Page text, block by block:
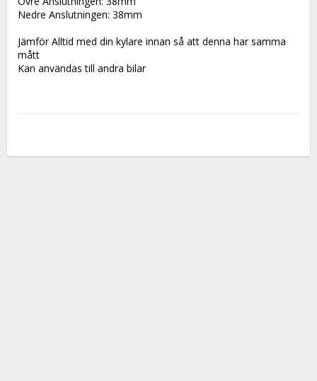
Nedre Anslutningen: 38mm
Jämför Alltid med din kylare innan så att denna har samma
mått
Kan användas till andra bilar